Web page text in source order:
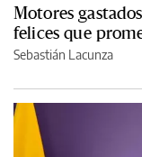
Motores
felices que
Sebastián Lacunza